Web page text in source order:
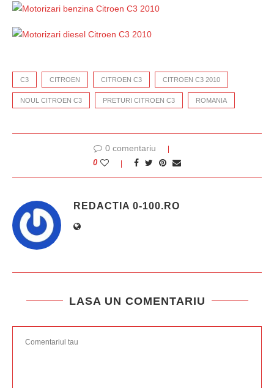
C3 CITROEN CITROEN C3 CITROEN C3 2010
NOUL CITROEN C3 PRETURI CITROEN C3 ROMANIA
0 comentariu
0
REDACTIA 0-100.RO
LASA UN COMENTARIU